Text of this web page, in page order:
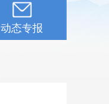
动态专报